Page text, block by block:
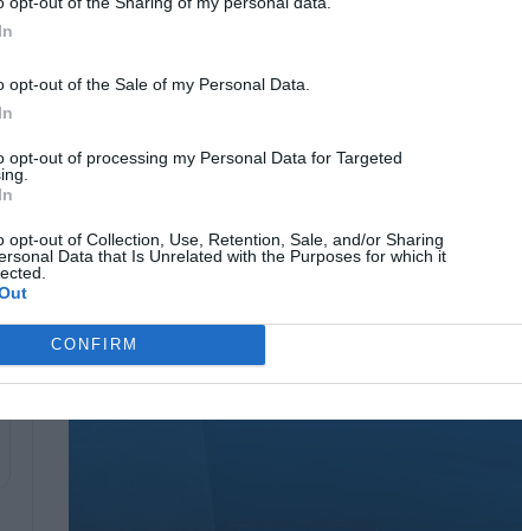
opt-out of the Sale of my Personal Data.
opt-out of processing my Personal Data for Targeted
opt-out of Collection, Use, Retention, Sale, and/or Sharing
Data that Is Unrelated with the Purposes for which it
CONFIRM
Windows 11 – طريقة فعالة
كيفية تغيير حجم الخط ونمطه في
Windows 11 – العرض المخصص